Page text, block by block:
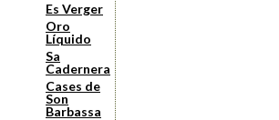
Es Verger
Oro
Líquido
Sa
Cadernera
Cases de
Son
Barbassa